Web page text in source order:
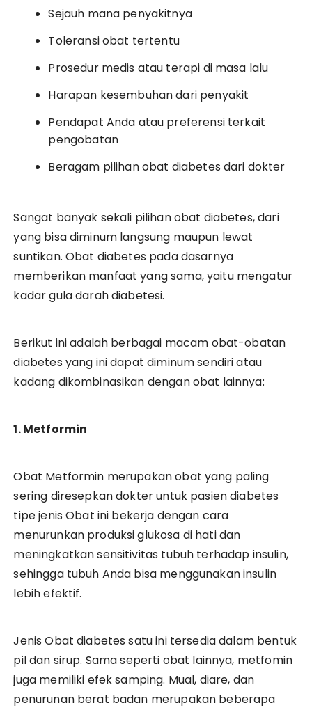
Sejauh mana penyakitnya
Toleransi obat tertentu
Prosedur medis atau terapi di masa lalu
Harapan kesembuhan dari penyakit
Pendapat Anda atau preferensi terkait
pengobatan
Beragam pilihan obat diabetes dari dokter
Sangat banyak sekali pilihan obat diabetes, dari
yang bisa diminum langsung maupun lewat
suntikan. Obat diabetes pada dasarnya
memberikan manfaat yang sama, yaitu mengatur
kadar gula darah diabetesi.
Berikut ini adalah berbagai macam obat-obatan
diabetes yang ini dapat diminum sendiri atau
kadang dikombinasikan dengan obat lainnya:
1. Metformin
Obat Metformin merupakan obat yang paling
sering diresepkan dokter untuk pasien diabetes
tipe jenis Obat ini bekerja dengan cara
menurunkan produksi glukosa di hati dan
meningkatkan sensitivitas tubuh terhadap insulin,
sehingga tubuh Anda bisa menggunakan insulin
lebih efektif.
Jenis Obat diabetes satu ini tersedia dalam bentuk
pil dan sirup. Sama seperti obat lainnya, metfomin
juga memiliki efek samping. Mual, diare, dan
penurunan berat badan merupakan beberapa